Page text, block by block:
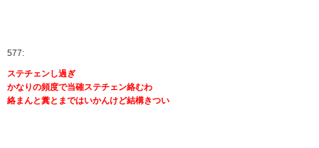
577:
ステチェンし過ぎ
かなりの頻度で当確ステチェン絡むわ
絡まんと糞とまではいかんけど結構きつい